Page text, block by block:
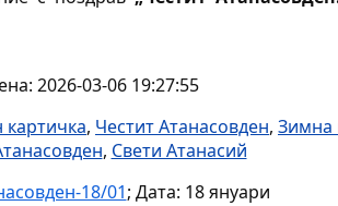
2026-03-06 19:27:55
картичка, Честит Атанасовден, Зимна
, Свети Атанасий
18/01; Дата: 18 януари